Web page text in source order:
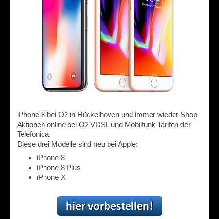
iPhone 8 bei O2 in Hückelhoven und immer wieder Shop
Aktionen online bei O2 VDSL und Mobilfunk Tarifen der
Telefonica.
Diese drei Modelle sind neu bei Apple:
iPhone 8
iPhone 8 Plus
iPhone X